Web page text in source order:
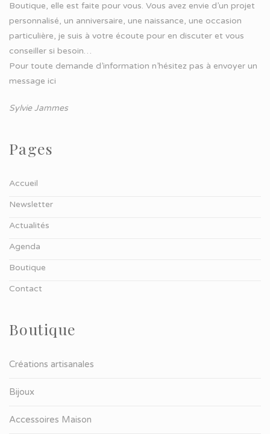
Boutique, elle est faite pour vous. Vous avez envie d’un projet
personnalisé, un anniversaire, une naissance, une occasion
particulière, je suis à votre écoute pour en discuter et vous
conseiller si besoin…
Pour toute demande d’information n’hésitez pas à envoyer un
message ici
Sylvie Jammes
Pages
Accueil
Newsletter
Actualités
Agenda
Boutique
Contact
Boutique
Créations artisanales
Bijoux
Accessoires Maison